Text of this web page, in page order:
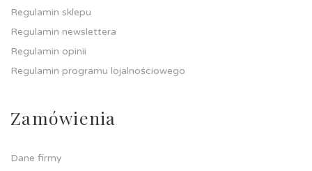
Regulamin sklepu
Regulamin newslettera
Regulamin opinii
Regulamin programu lojalnościowego
Zamówienia
Dane firmy